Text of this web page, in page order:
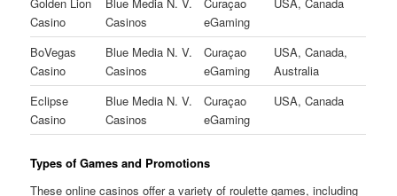
Casino
Casinos
eGaming
BoVegas
Casino
Blue Media N. V.
Casinos
Curaçao
eGaming
USA, Canada,
Australia
Eclipse
Casino
Blue Media N. V.
Casinos
Curaçao
eGaming
USA, Canada
Types of Games and Promotions
These online casinos offer a variety of roulette games, including